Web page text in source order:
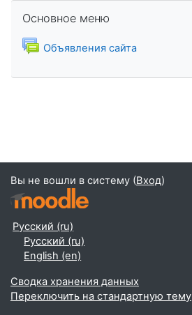
Основное меню
Объявления сайта
Вы не вошли в систему (Вход)
Русский ‎(ru)‎
Русский ‎(ru)‎
English ‎(en)‎
Сводка хранения данных
Переключить на стандартную тему